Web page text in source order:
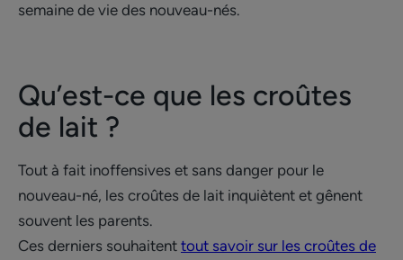
semaine de vie des nouveau-nés.
Qu’est-ce que les croûtes
de lait ?
Tout à fait inoffensives et sans danger pour le
nouveau-né, les croûtes de lait inquiètent et gênent
souvent les parents.
Ces derniers souhaitent tout savoir sur les croûtes de